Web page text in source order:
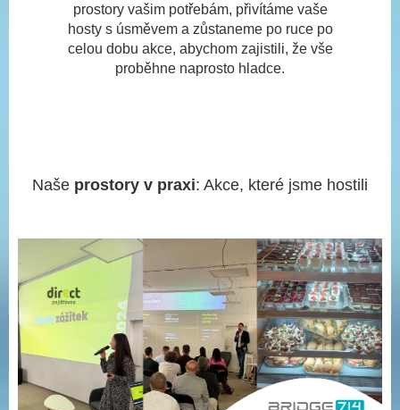
prostory vašim potřebám, přivítáme vaše
hosty s úsměvem a zůstaneme po ruce po
celou dobu akce, abychom zajistili, že vše
proběhne naprosto hladce.
Naše prostory v praxi: Akce, které jsme hostili